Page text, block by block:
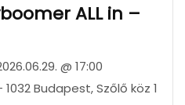
ALL in –
@ 17:00
Budapest, Szőlő köz 1